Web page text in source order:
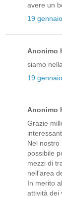
avere un
19
Anonimo
siamo
19
Anonimo
Grazie
Nel nostro
possibile
mezzi di
nell'area
In merito
attività dei